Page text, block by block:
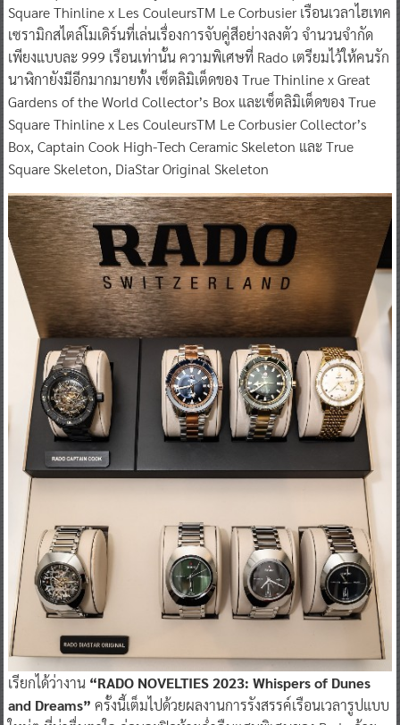
Square Thinline x Les CouleursTM Le Corbusier เรือนเวลาไฮเทค
เซรามิกสไตล์โมเดิร์นที่เล่นเรื่องการจับคู่สีอย่างลงตัว จำนวนจำกัด
เพียงแบบละ 999 เรือนเท่านั้น ความพิเศษที่ Rado เตรียมไว้ให้คนรัก
นาฬิกายังมีอีกมากมายทั้ง เซ็ตลิมิเต็ดของ True Thinline x Great
Gardens of the World Collector’s Box และเซ็ตลิมิเต็ดของ True
Square Thinline x Les CouleursTM Le Corbusier Collector’s
Box, Captain Cook High-Tech Ceramic Skeleton และ True
Square Skeleton, DiaStar Original Skeleton
เรียกได้ว่างาน“RADO NOVELTIES 2023: Whispers of Dunes
and Dreams” ครั้งนี้เต็มไปด้วยผลงานการรังสรรค์เรือนเวลารูปแบบ